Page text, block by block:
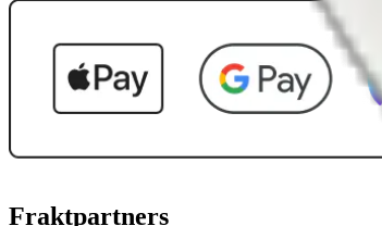
Fraktpartners